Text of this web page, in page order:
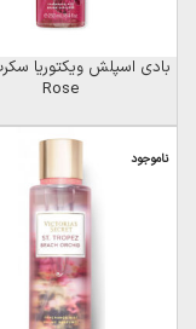
Rose
ناموجود